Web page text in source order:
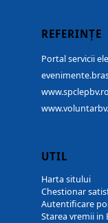
REFERINȚE
Portal servicii
www.spclepbv.ro
UTIL
Harta sitului
Chestionar
Autentificare
Starea vremii in